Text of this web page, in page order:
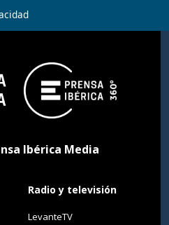
Ibérica Media
Radio y televisión
LevanteTV